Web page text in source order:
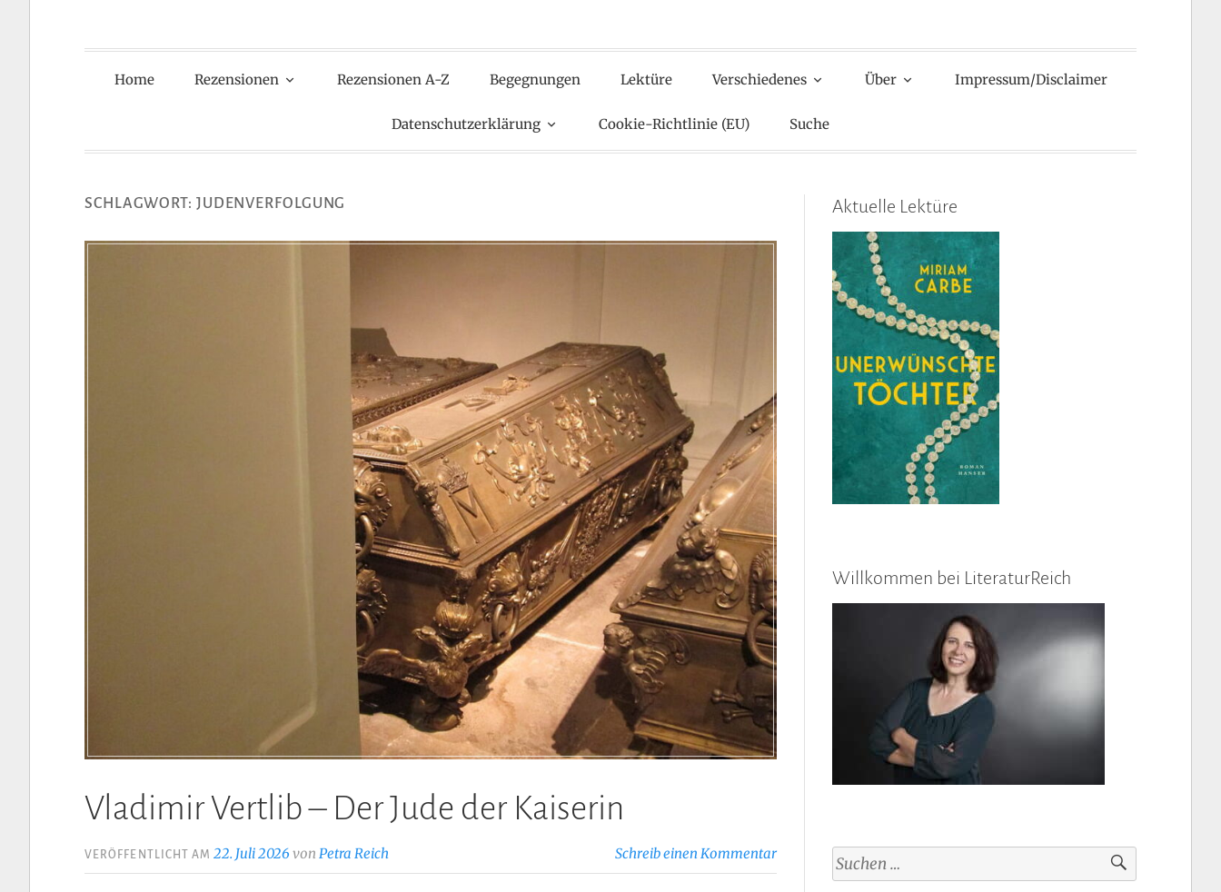
Home Rezensionen Rezensionen A-Z Begegnungen Lektüre Verschiedenes Über Impressum/Disclaimer
Datenschutzerklärung Cookie-Richtlinie (EU) Suche
SCHLAGWORT: JUDENVERFOLGUNG
Vladimir Vertlib – Der Jude der Kaiserin
VERÖFFENTLICHT AM22. Juli 2026 vonPetra Reich Schreib einen Kommentar
Aktuelle Lektüre
Willkommen bei LiteraturReich
Suchen
nach: